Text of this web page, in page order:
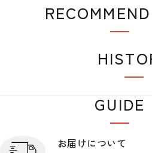
GUIDE
お届けについて